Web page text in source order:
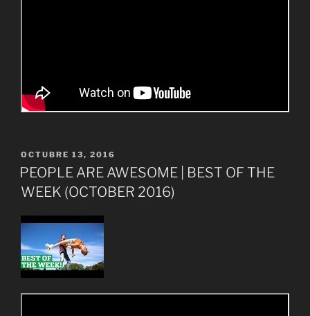
PUBLICADO
EL
OCTUBRE 13, 2016
PEOPLE ARE AWESOME | BEST OF THE
WEEK (OCTOBER 2016)